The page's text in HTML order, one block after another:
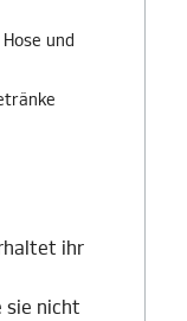
und
ihr
sie nicht